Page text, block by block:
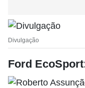
Divulgação
Ford